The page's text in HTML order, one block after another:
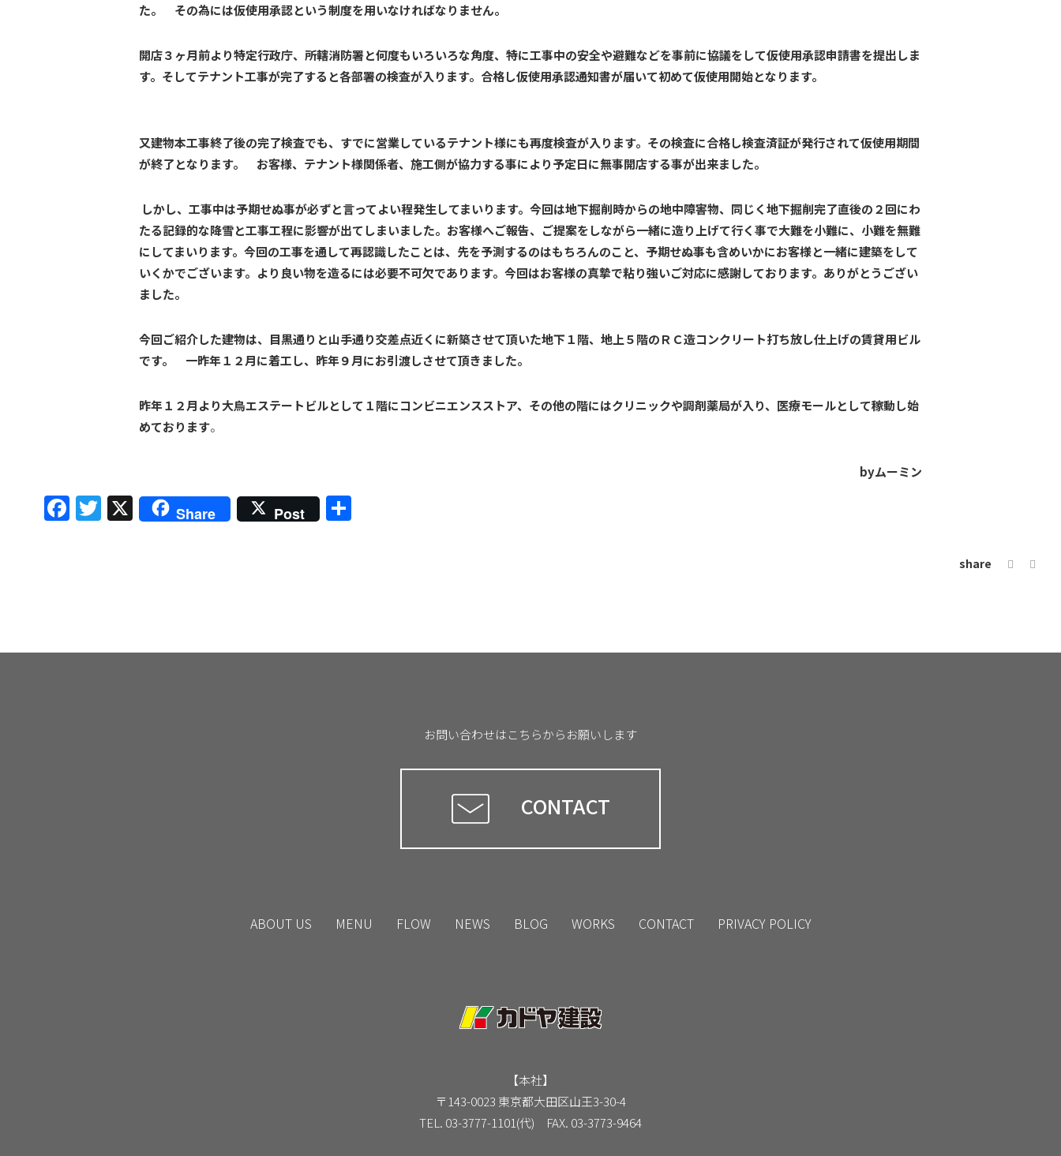
た。 その為には仮使用承認という制度を用いなければなりません。
開店３ヶ月前より特定行政庁、所轄消防署と何度もいろいろな角度、特に工事中の安全や避難などを事前に協議をして仮使用承認申請書を提出しま
す。そしてテナント工事が完了すると各部署の検査が入ります。合格し仮使用承認通知書が届いて初めて仮使用開始となります。
又建物本工事終了後の完了検査でも、すでに営業しているテナント様にも再度検査が入ります。その検査に合格し検査済証が発行されて仮使用期間
が終了となります。 お客様、テナント様関係者、施工側が協力する事により予定日に無事開店する事が出来ました。
しかし、工事中は予期せぬ事が必ずと言ってよい程発生してまいります。今回は地下掘削時からの地中障害物、同じく地下掘削完了直後の２回にわ
たる記録的な降雪と工事工程に影響が出てしまいました。お客様へご報告、ご提案をしながら一緒に造り上げて行く事で大難を小難に、小難を無難
にしてまいります。今回の工事を通して再認識したことは、先を予測するのはもちろんのこと、予期せぬ事も含めいかにお客様と一緒に建築をして
いくかでございます。より良い物を造るには必要不可欠であります。今回はお客様の真摯で粘り強いご対応に感謝しております。ありがとうござい
ました。
今回ご紹介した建物は、目黒通りと山手通り交差点近くに新築させて頂いた地下１階、地上５階のＲＣ造コンクリート打ち放し仕上げの賃貸用ビル
です。 一昨年１２月に着工し、昨年９月にお引渡しさせて頂きました。
昨年１２月より大鳥エステートビルとして１階にコンビニエンスストア、その他の階にはクリニックや調剤薬局が入り、医療モールとして稼動し始
めております。
byムーミン
Facebook
Twitter
X Share Post
share
お問い合わせはこちらからお願いします
CONTACT
ABOUT US MENU FLOW NEWS BLOG WORKS CONTACT PRIVACY POLICY
【本社】
〒143-0023 東京都大田区山王3-30-4
TEL. 03-3777-1101(代) FAX. 03-3773-9464